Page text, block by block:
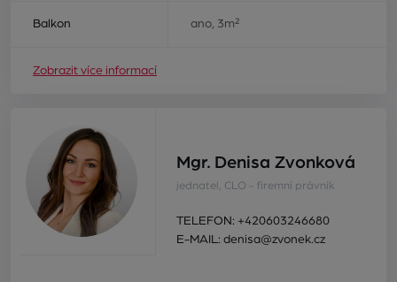
Balkon ano, 3m²
Zobrazit více informací
Mgr. Denisa Zvonková
jednatel, CLO - firemní právník
TELEFON: +420603246680
E-MAIL: denisa@zvonek.cz